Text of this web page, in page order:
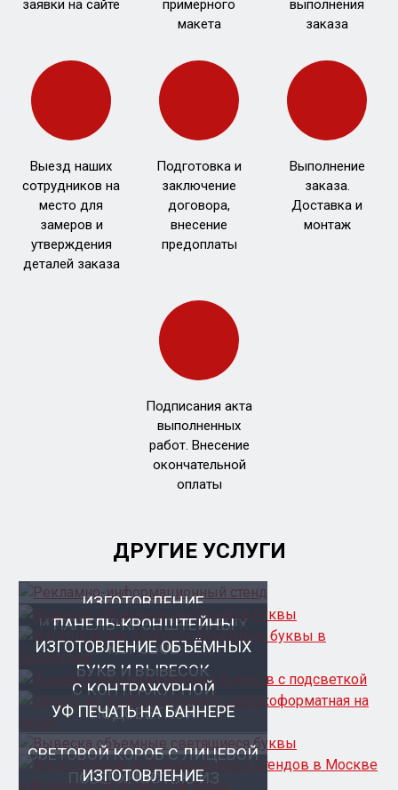
заявки на сайте
примерного
макета
выполнения
заказа
Выезд наших
сотрудников на
место для
замеров и
утверждения
деталей заказа
Подготовка и
заключение
договора,
внесение
предоплаты
Выполнение
заказа.
Доставка и
монтаж
Подписания акта
выполненных
работ. Внесение
окончательной
оплаты
ДРУГИЕ УСЛУГИ
ИЗГОТОВЛЕНИЕ
ВЫСТАВОЧНЫХ
ДЕМОНСТРАЦИОННЫХ
СТЕНДОВ
ИЗГОТОВЛЕНИЕ СВЕТОВЫХ
КОРОБОВ
ПАНЕЛЬ-КРОНШТЕЙНЫ
ИЗГОТОВЛЕНИЕ ОБЪЁМНЫХ
БУКВ И ВЫВЕСОК
С КОНТРАЖУРНОЙ
ПОДСВЕТКОЙ
УФ ПЕЧАТЬ НА БАННЕРЕ
СВЕТОВОЙ КОРОБ С ЛИЦЕВОЙ
ПОВЕРХНОСТЬЮ ИЗ
ИЗГОТОВЛЕНИЕ